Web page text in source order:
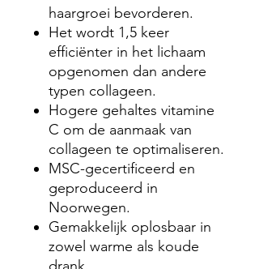
haargroei bevorderen.
Het wordt 1,5 keer
efficiënter in het lichaam
opgenomen dan andere
typen collageen.
Hogere gehaltes vitamine
C om de aanmaak van
collageen te optimaliseren.
MSC-gecertificeerd en
geproduceerd in
Noorwegen.
Gemakkelijk oplosbaar in
zowel warme als koude